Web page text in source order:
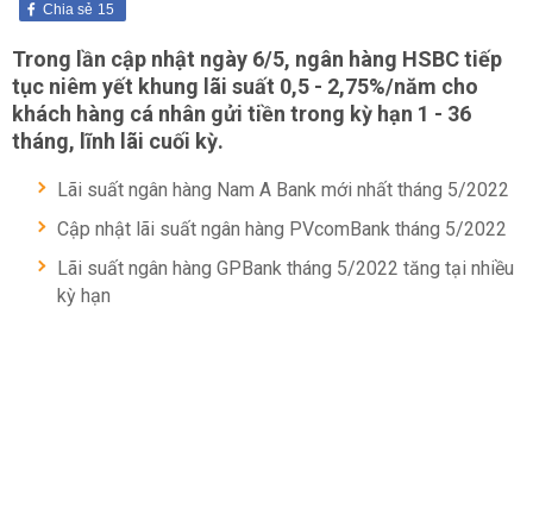
15
Chia sẻ
Trong lần cập nhật ngày 6/5, ngân hàng HSBC tiếp
tục niêm yết khung lãi suất 0,5 - 2,75%/năm cho
khách hàng cá nhân gửi tiền trong kỳ hạn 1 - 36
tháng, lĩnh lãi cuối kỳ.
Lãi suất ngân hàng Nam A Bank mới nhất tháng 5/2022
Cập nhật lãi suất ngân hàng PVcomBank tháng 5/2022
Lãi suất ngân hàng GPBank tháng 5/2022 tăng tại nhiều
kỳ hạn